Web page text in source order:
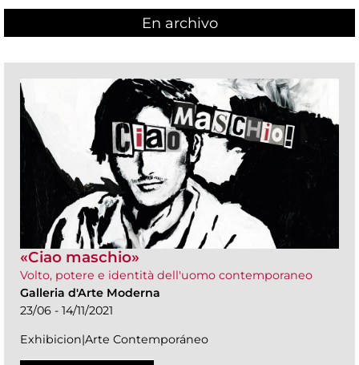
En archivo
«Ciao maschio»
Volto, potere e identità dell'uomo contemporaneo
Galleria d'Arte Moderna
23/06 - 14/11/2021
Exhibicion|Arte Contemporáneo